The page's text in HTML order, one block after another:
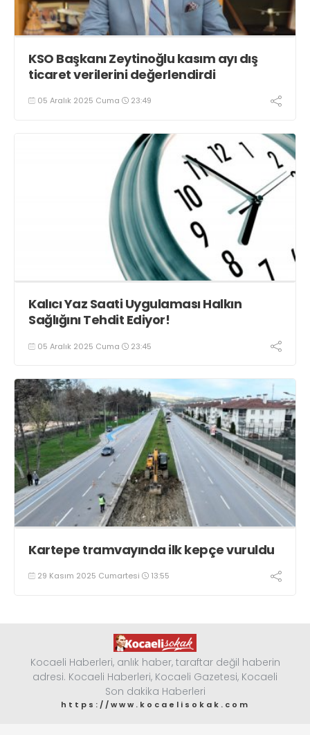
KSO Başkanı Zeytinoğlu kasım ayı dış
ticaret verilerini değerlendirdi
05 Aralık 2025 Cuma 23:49
Kalıcı Yaz Saati Uygulaması Halkın
Sağlığını Tehdit Ediyor!
05 Aralık 2025 Cuma 23:45
Kartepe tramvayında ilk kepçe vuruldu
29 Kasım 2025 Cumartesi 13:55
Kocaeli Haberleri, anlık haber, taraftar değil haberin
adresi. Kocaeli Haberleri, Kocaeli Gazetesi, Kocaeli
Son dakika Haberleri
https://www.kocaelisokak.com